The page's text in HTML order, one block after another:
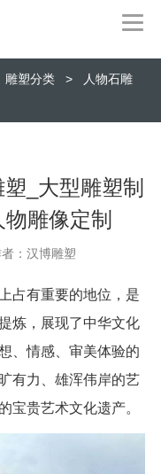
雕塑分类 >
人物石雕
_大型雕塑制
雕像定制
：汉博雕塑
占有重要的地位，是
炼，展现了中华文化
、情感、审美体验的
有力、雄浑伟岸的艺
宝贵艺术文化遗产。